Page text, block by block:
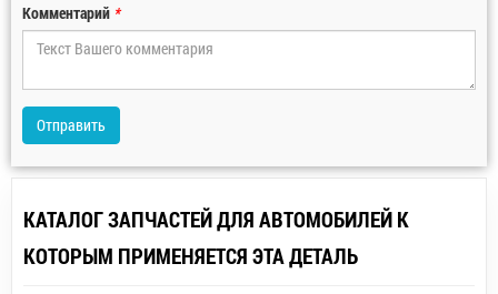
Комментарий *
Отправить
КАТАЛОГ ЗАПЧАСТЕЙ ДЛЯ АВТОМОБИЛЕЙ К
КОТОРЫМ ПРИМЕНЯЕТСЯ ЭТА ДЕТАЛЬ